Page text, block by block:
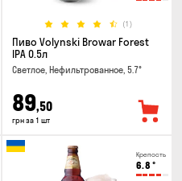
(1)
Пиво Volynski Browar Forest
IPA 0.5л
Светлое, Нефильтрованное, 5.7°
89,50
грн за 1 шт
Крепость
6.8 °